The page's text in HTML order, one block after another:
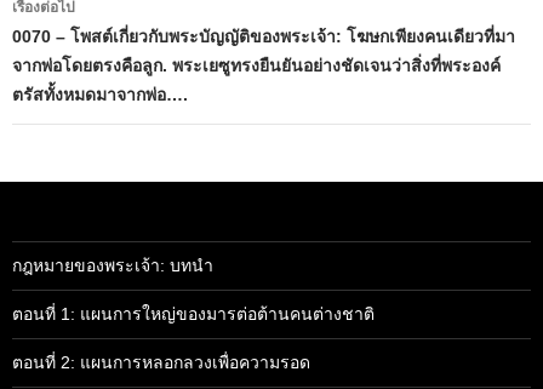
เรื่องต่อไป
0070 – โพสต์เกี่ยวกับพระบัญญัติของพระเจ้า: โฆษกเพียงคนเดียวที่มา
จากพ่อโดยตรงคือลูก. พระเยซูทรงยืนยันอย่างชัดเจนว่าสิ่งที่พระองค์
ตรัสทั้งหมดมาจากพ่อ….
กฎหมายของพระเจ้า: บทนำ
ตอนที่ 1: แผนการใหญ่ของมารต่อต้านคนต่างชาติ
ตอนที่ 2: แผนการหลอกลวงเพื่อความรอด